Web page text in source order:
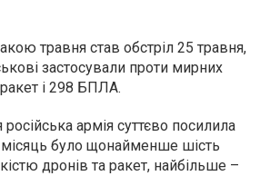
травня став обстріл 25 травня,
застосували проти мирних
і 298 БПЛА.
армія суттєво посилила
місяць було щонайменше шість
дронів та ракет, найбільше –